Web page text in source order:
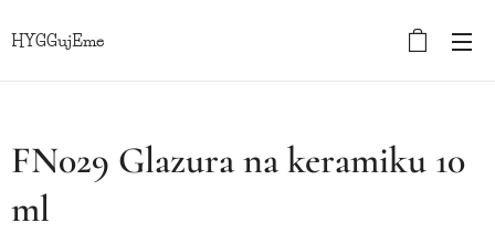
HYGGujEme
FN029 Glazura na keramiku 10
ml